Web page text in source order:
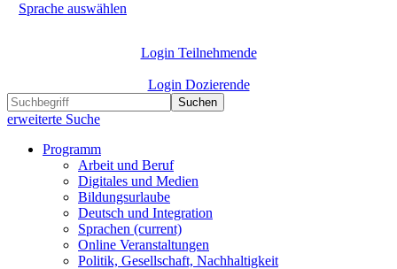
Sprache auswählen
Login Teilnehmende
Login Dozierende
Suchen
erweiterte Suche
Programm
Arbeit und Beruf
Digitales und Medien
Bildungsurlaube
Deutsch und Integration
Sprachen (current)
Online Veranstaltungen
Politik, Gesellschaft, Nachhaltigkeit